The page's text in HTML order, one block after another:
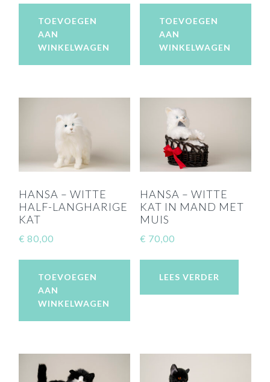
TOEVOEGEN
AAN
WINKELWAGEN
TOEVOEGEN
AAN
WINKELWAGEN
HANSA – WITTE
HALF-LANGHARIGE
KAT
€ 80,00
TOEVOEGEN
AAN
WINKELWAGEN
HANSA – WITTE
KAT IN MAND MET
MUIS
€ 70,00
LEES VERDER